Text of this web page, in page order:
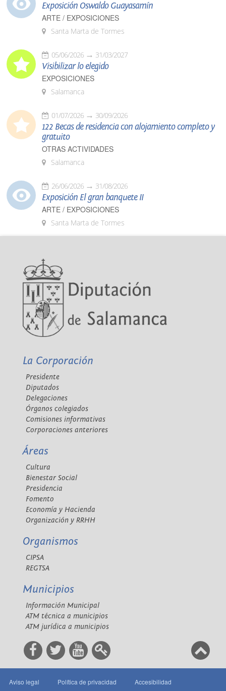
Exposición Oswaldo Guayasamín
ARTE / EXPOSICIONES
Santa Marta de Tormes
05/06/2026 31/03/2027
Visibilizar lo elegido
EXPOSICIONES
Salamanca
01/07/2026 30/09/2026
122 Becas de residencia con alojamiento completo y
gratuito
OTRAS ACTIVIDADES
Salamanca
26/06/2026 31/08/2026
Exposición El gran banquete II
ARTE / EXPOSICIONES
Santa Marta de Tormes
La Corporación
Presidente
Diputados
Delegaciones
Órganos colegiados
Comisiones informativas
Corporaciones anteriores
Áreas
Cultura
Bienestar Social
Presidencia
Fomento
Economía y Hacienda
Organización y RRHH
Organismos
CIPSA
REGTSA
Municipios
Información Municipal
ATM técnica a municipios
ATM jurídica a municipios
Aviso legal Política de privacidad Accesibilidad